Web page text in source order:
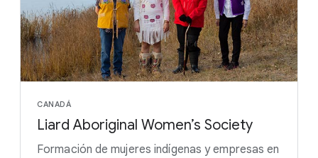
CANADÁ
Liard Aboriginal Women’s Society
Formación de mujeres indígenas y empresas en